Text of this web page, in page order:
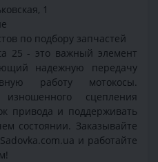
1
по подбору запчастей
25 - это важный элемент
надежную передачу
работу мотокосы.
сцепления
привода и поддерживать
состоянии. Заказывайте
и работайте